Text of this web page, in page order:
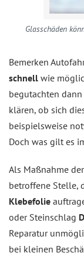
Glasschäden
Bemerken
schnell wie
begutachten
klären, ob sich
beispielsweise
Doch was gilt es
Als Maßnahme der
betroffene Stelle,
Klebefolie
oder Steinschlag
Reparatur
bei kleinen